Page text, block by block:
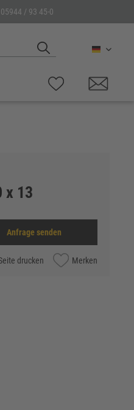
05944 / 93 45-0
Deutsch
x 13
Anfrage senden
drucken Merken